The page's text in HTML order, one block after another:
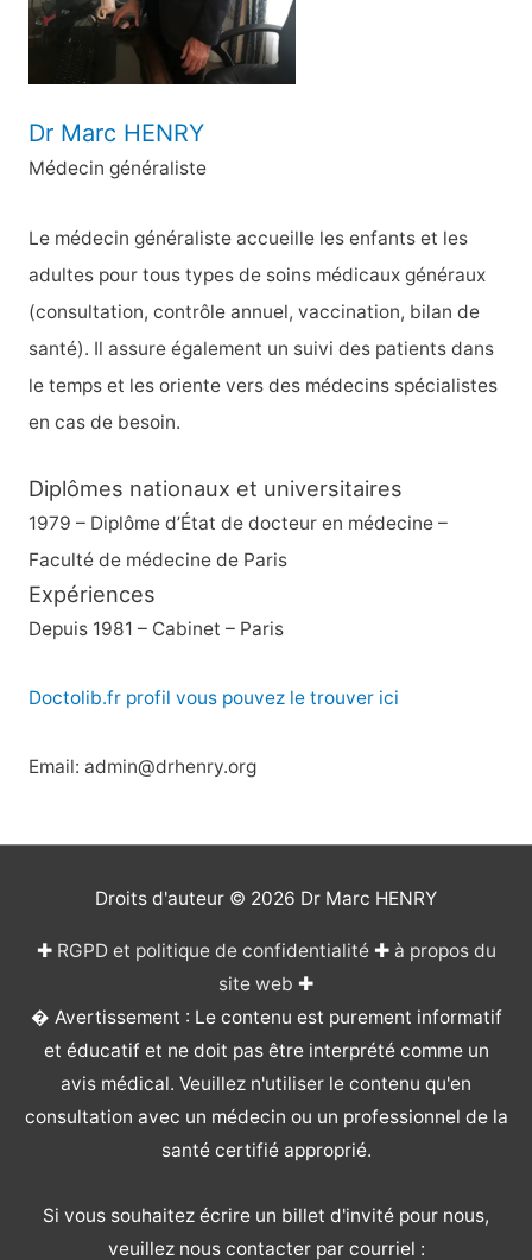
Dr Marc HENRY
Médecin généraliste
Le médecin généraliste accueille les enfants et les
adultes pour tous types de soins médicaux généraux
(consultation, contrôle annuel, vaccination, bilan de
santé). Il assure également un suivi des patients dans
le temps et les oriente vers des médecins spécialistes
en cas de besoin.
Diplômes nationaux et universitaires
1979 – Diplôme d’État de docteur en médecine –
Faculté de médecine de Paris
Expériences
Depuis 1981 – Cabinet – Paris
Doctolib.fr profil vous pouvez le trouver ici
Email: admin@drhenry.org
Droits d'auteur © 2026 Dr Marc HENRY
✚ RGPD et politique de confidentialité✚ à propos du
site web ✚
� Avertissement : Le contenu est purement informatif
et éducatif et ne doit pas être interprété comme un
avis médical. Veuillez n'utiliser le contenu qu'en
consultation avec un médecin ou un professionnel de la
santé certifié approprié.
Si vous souhaitez écrire un billet d'invité pour nous,
veuillez nous contacter par courriel :